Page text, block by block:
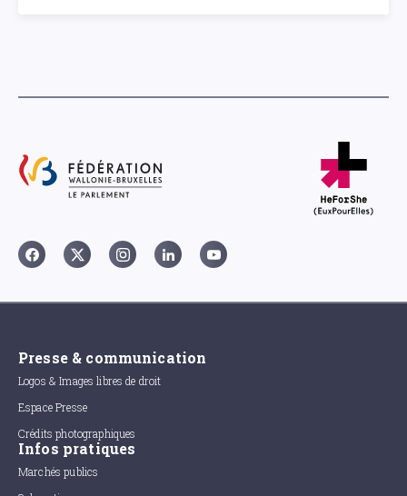
Presse & communication
Logos & Images libres de droit
Espace Presse
Crédits photographiques
Infos pratiques
Marchés publics